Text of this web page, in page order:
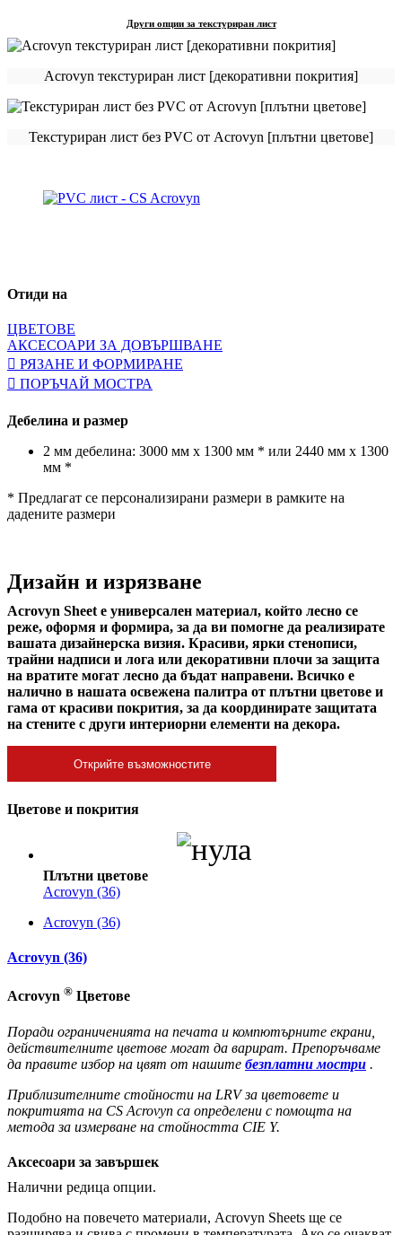
Други опции за текстуриран лист
Acrovyn текстуриран лист [декоративни покрития]
Текстуриран лист без PVC от Acrovyn [плътни цветове]
Отиди на
ЦВЕТОВЕ
АКСЕСОАРИ ЗА ДОВЪРШВАНЕ
РЯЗАНЕ И ФОРМИРАНЕ
ПОРЪЧАЙ МОСТРА
Дебелина и размер
2 мм дебелина: 3000 мм х 1300 мм * или 2440 мм х 1300
мм *
* Предлагат се персонализирани размери в рамките на
дадените размери
Дизайн и изрязване
Acrovyn Sheet е универсален материал, който лесно се
реже, оформя и формира, за да ви помогне да реализирате
вашата дизайнерска визия. Красиви, ярки стенописи,
трайни надписи и лога или декоративни плочи за защита
на вратите могат лесно да бъдат направени. Всичко е
налично в нашата освежена палитра от плътни цветове и
гама от красиви покрития, за да координирате защитата
на стените с други интериорни елементи на декора.
Открийте възможностите
Цветове и покрития
Плътни цветове
Acrovyn (36)
Acrovyn (36)
Acrovyn (36)
Acrovyn ® Цветове
Поради ограниченията на печата и компютърните екрани,
действителните цветове могат да варират. Препоръчваме
да правите избор на цвят от нашите безплатни мостри .
Приблизителните стойности на LRV за цветовете и
покритията на CS Acrovyn са определени с помощта на
метода за измерване на стойността CIE Y.
Аксесоари за завършек
Налични редица опции.
Подобно на повечето материали, Acrovyn Sheets ще се